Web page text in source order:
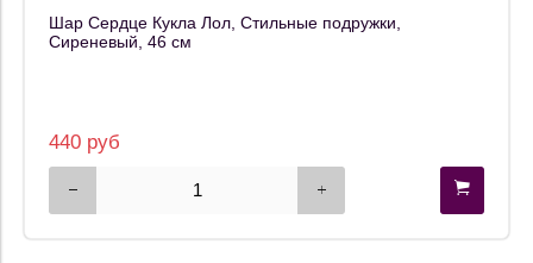
Шар Сердце Кукла Лол, Стильные подружки,
Сиреневый, 46 см
440 руб